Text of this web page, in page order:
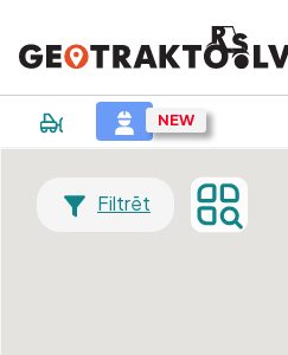
Filtrēt